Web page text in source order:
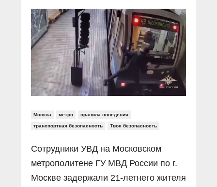
Документальные фильмы
В знании сила
Специальный репортаж
КиберПОСТОВОЙ
Газета «Щит и меч»
Журнал «Полиция России»
О ПОРТАЛЕ
Контакты
Вакансии
Москва метро правила поведения
транспортная безопасность Твоя безопасность
Сотрудники УВД на Московском
метрополитене ГУ МВД России по г.
Москве задержали 21-летнего жителя